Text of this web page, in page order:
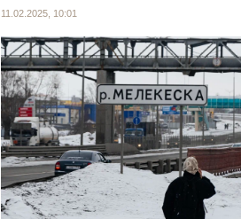
11.02.2025, 10:01